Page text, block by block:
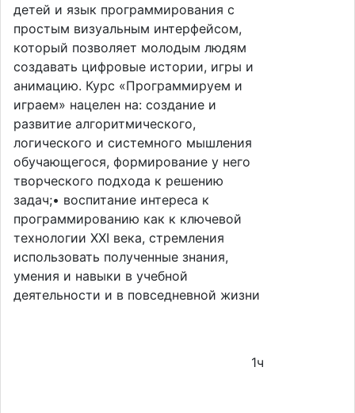
детей и язык программирования с
простым визуальным интерфейсом,
который позволяет молодым людям
создавать цифровые истории, игры и
анимацию. Курс «Программируем и
играем» нацелен на: создание и
развитие алгоритмического,
логического и системного мышления
обучающегося, формирование у него
творческого подхода к решению
задач;• воспитание интереса к
программированию как к ключевой
технологии XXI века, стремления
использовать полученные знания,
умения и навыки в учебной
деятельности и в повседневной жизни
1ч